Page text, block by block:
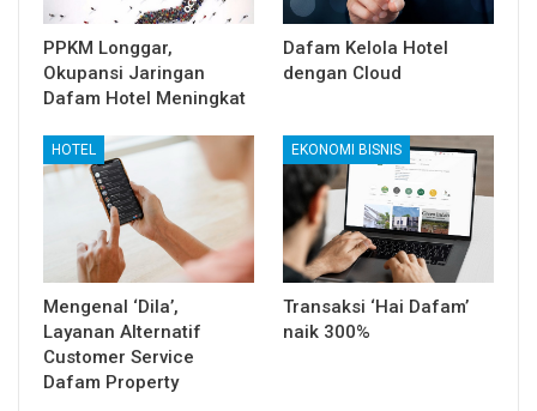
PPKM Longgar,
Okupansi Jaringan
Dafam Hotel Meningkat
Dafam Kelola Hotel
dengan Cloud
HOTEL
Mengenal ‘Dila’,
Layanan Alternatif
Customer Service
Dafam Property
EKONOMI BISNIS
Transaksi ‘Hai Dafam’
naik 300%